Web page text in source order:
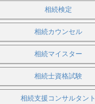
相続検定
相続カウンセル
相続マイスター
相続士資格試験
相続支援コンサルタント